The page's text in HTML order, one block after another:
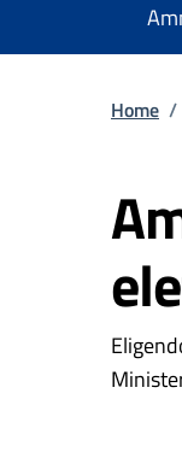
Home /